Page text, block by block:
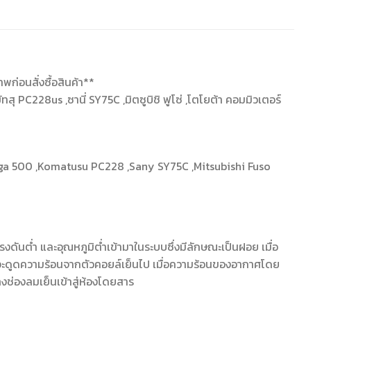
พก่อนสั่งซื้อสินค้า**
สุ PC228us ,ซานี่ SY75C ,มิตซูบิชิ ฟูโซ่ ,โตโยต้า คอมมิวเตอร์
500 ,Komatusu PC228 ,Sany SY75C ,Mitsubishi Fuso
ดันต่ำ และอุณหภูมิต่ำเข้ามาในระบบซึ่งมีลักษณะเป็นฝอย เมื่อ
ดความร้อนจากตัวคอยล์เย็นไป เมื่อความร้อนของอากาศโดย
องลมเย็นเข้าสู่ห้องโดยสาร